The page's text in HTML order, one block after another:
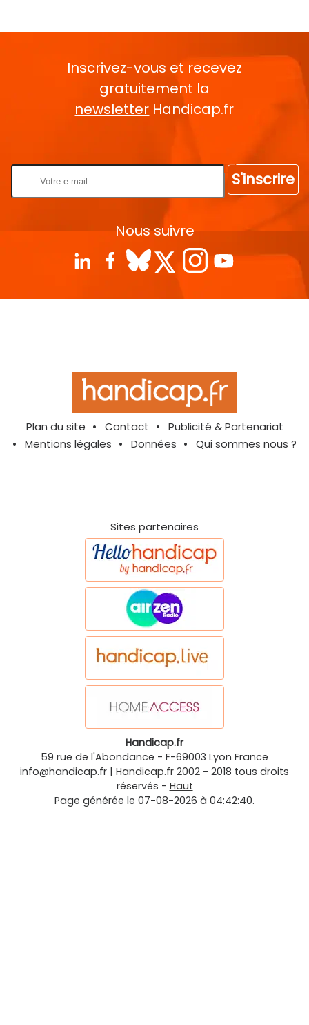
Inscrivez-vous et recevez
gratuitement la
newsletter Handicap.fr
S'inscrire
Nous suivre
Plan du site Contact
Publicité & Partenariat
Mentions légales
Données Qui sommes nous ?
Sites partenaires
Handicap.fr
59 rue de l'Abondance - F-69003 Lyon France
info@handicap.fr | Handicap.fr 2002 - 2018 tous droits
réservés - Haut
Page générée le 07-08-2026 à 04:42:40.